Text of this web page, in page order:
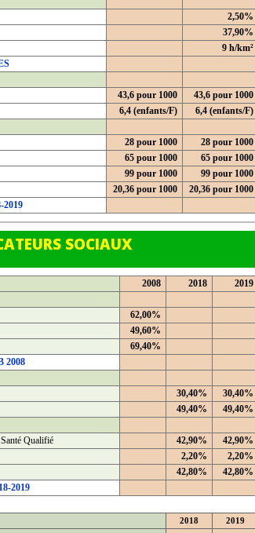
2,50%
37,90%
9 h/km²
43,6 pour 1000
43,6 pour 1000
6,4 (enfants/F)
6,4 (enfants/F)
28 pour 1000
28 pour 1000
65 pour 1000
65 pour 1000
99 pour 1000
99 pour 1000
20,36 pour 1000
20,36 pour 1000
2019
SOCIAUX
2008 2018
2019
62,00%
49,60%
69,40%
2008
30,40%
30,40%
49,40%
49,40%
Qualifié
42,90%
42,90%
2,20%
2,20%
42,80%
42,80%
2019
2018
2019